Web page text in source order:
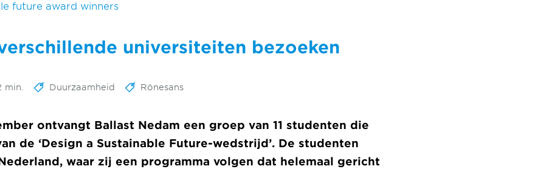
future award winners
universiteiten bezoeken
min. Duurzaamheid Rönesans
ontvangt Ballast Nedam een groep van 11 studenten die
de ‘Design a Sustainable Future-wedstrijd’. De studenten
waar zij een programma volgen dat helemaal gericht